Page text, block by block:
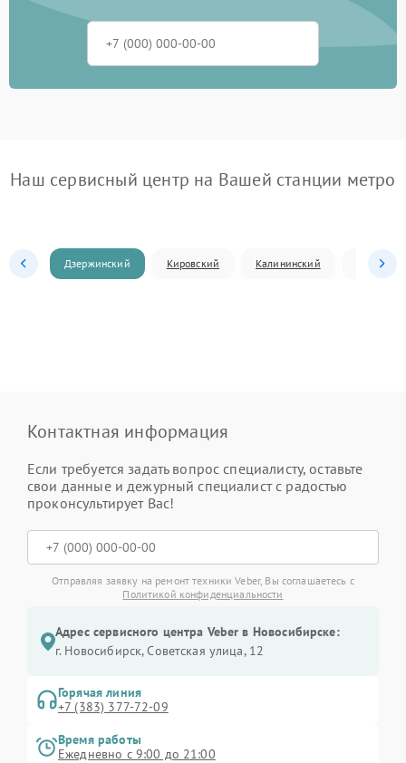
Наш сервисный центр на Вашей станции метро
Дзержинский Кировский Калининский
Контактная информация
Если требуется задать вопрос специалисту, оставьте
свои данные и дежурный специалист с радостью
проконсультирует Вас!
Отправляя заявку на ремонт техники Veber, Вы соглашаетесь с
Политикой конфиденциальности
Адрес сервисного центра Veber в Новосибирске:
г. Новосибирск, Советская улица, 12
Горячая линия
+7 (383) 377-72-09
Время работы
Ежедневно с 9:00 до 21:00